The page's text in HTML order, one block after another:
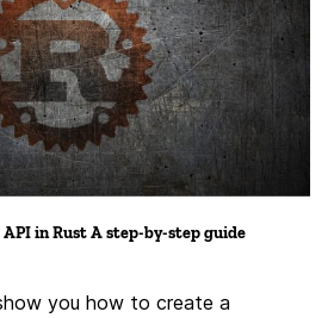
API in Rust A step-by-step guide
you how to create a